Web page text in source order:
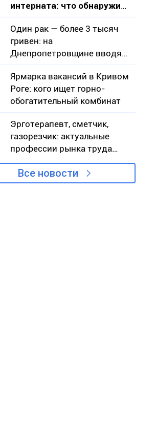
интерната: что обнаружила
проверка на Криворожье
Один рак — более 3 тысяч
гривен: на
Днепропетровщине вводят
запрет на отлов
Ярмарка вакансий в Кривом
Роге: кого ищет горно-
обогатительный комбинат
Эрготерапевт, сметчик,
газорезчик: актуальные
профессии рынка труда
Днепропетровщины в
августе
Все новости